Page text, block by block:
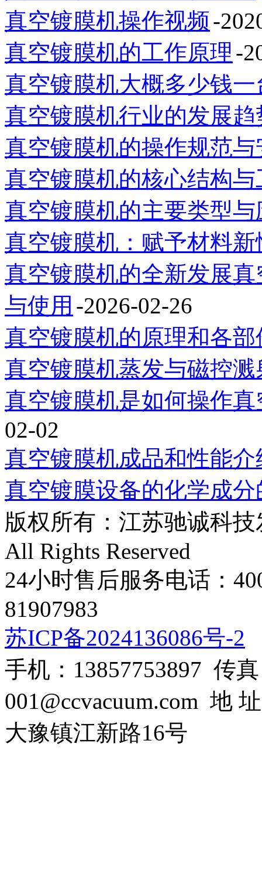
真空镀膜机操作视频-
真空镀膜机的工作原理 -
真空镀膜机大概多少钱一
真空镀膜机行业的发展
真空镀膜机的操作规范
真空镀膜机的核心结构
真空镀膜机的主要类型
真空镀膜机：赋予材料
真空镀膜机的全新发展
与使用 -2026-02-26
真空镀膜机的原理和各部
真空镀膜机蒸发与磁控
真空镀膜机是如何操作
02-02
真空镀膜机成品和性能介
真空镀膜设备的化学成分
版权所有：江苏驰诚科
All Rights Reserved
24小时售后服务电话：
81907983
苏ICP备2024136086号-2
手机：13857753897 传
001@ccvacuum.com 地
大豫镇江新路16号